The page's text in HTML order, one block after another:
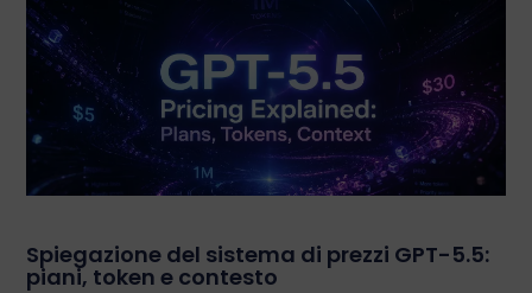
Spiegazione del sistema di prezzi GPT-5.5:
piani, token e contesto